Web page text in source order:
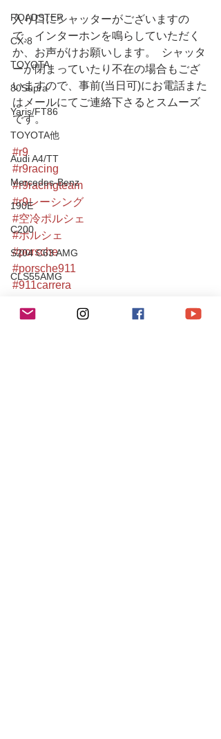
ROADSTER
CX-8
TOYOTA
80Supra
Yaris/FT86
TOYOTA他
Audi A4/TT
Mercedes-Benz
190E
C200
S204 C63 AMG
CLS55AMG
Chevrole
入り口にシャッターがございますの
で、インターホンを鳴らしていただく
か、お声がけお願いします。  シャッタ
ーが閉まっていたり不在の場合もござ
いますので、事前(当日可)にお電話また
はメールにてご連絡下さるとスムーズ
です。
#r9
#r9racing
#r9racingteam
#r9レーシング
#空冷ポルシェ
#ポルシェ
#porsche
#porsche911
#911carrera
#porsche930